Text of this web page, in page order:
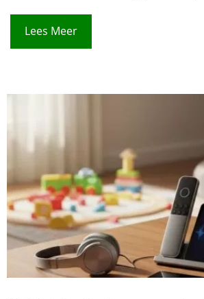
Lees Meer